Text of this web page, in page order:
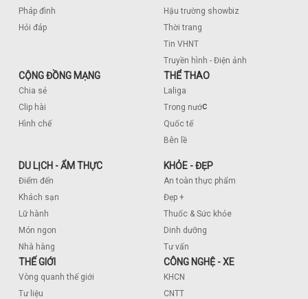
Pháp đình
Hỏi đáp
Hậu trường showbiz
Thời trang
Tin VHNT
Truyền hình - Điện ảnh
CỘNG ĐỒNG MẠNG
Chia sẻ
Clip hài
Hình chế
THỂ THAO
Laliga
Trong nước
Quốc tế
Bên lề
DU LỊCH - ẨM THỰC
Điểm đến
Khách sạn
Lữ hành
Món ngon
Nhà hàng
KHỎE - ĐẸP
An toàn thực phẩm
Đẹp +
Thuốc & Sức khỏe
Dinh dưỡng
Tư vấn
THẾ GIỚI
Vòng quanh thế giới
Tư liệu
CÔNG NGHỆ - XE
KHCN
CNTT